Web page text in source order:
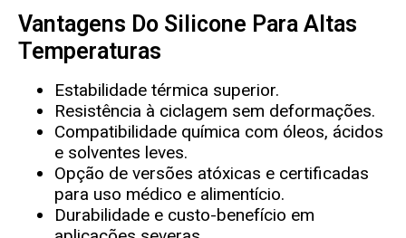
Vantagens Do Silicone Para Altas
Temperaturas
Estabilidade térmica superior.
Resistência à ciclagem sem deformações.
Compatibilidade química com óleos, ácidos
e solventes leves.
Opção de versões atóxicas e certificadas
para uso médico e alimentício.
Durabilidade e custo-benefício em